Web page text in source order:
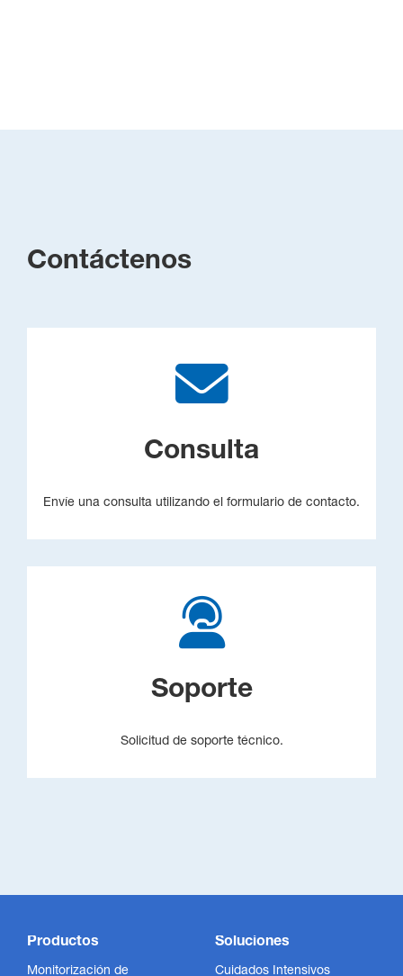
Contáctenos
Consulta
Envíe una consulta utilizando el formulario de contacto.
Soporte
Solicitud de soporte técnico.
Productos
Monitorización de
Soluciones
Cuidados Intensivos